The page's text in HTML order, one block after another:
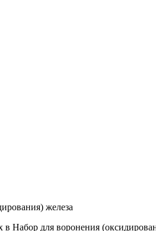
железа
Набор для воронения